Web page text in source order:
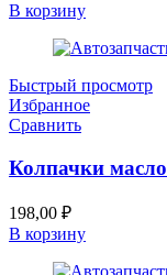
В корзину
Быстрый просмотр
Избранное
Сравнить
Колпачки
198,00 ₽
В корзину